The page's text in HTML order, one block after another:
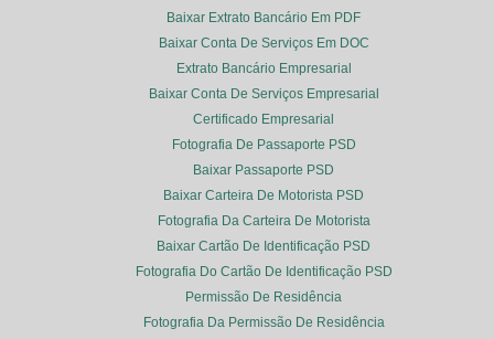
Baixar Extrato Bancário Em PDF
Baixar Conta De Serviços Em DOC
Extrato Bancário Empresarial
Baixar Conta De Serviços Empresarial
Certificado Empresarial
Fotografia De Passaporte PSD
Baixar Passaporte PSD
Baixar Carteira De Motorista PSD
Fotografia Da Carteira De Motorista
Baixar Cartão De Identificação PSD
Fotografia Do Cartão De Identificação PSD
Permissão De Residência
Fotografia Da Permissão De Residência